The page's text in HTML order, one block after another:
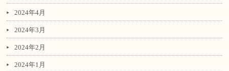
2024年4月
2024年3月
2024年2月
2024年1月